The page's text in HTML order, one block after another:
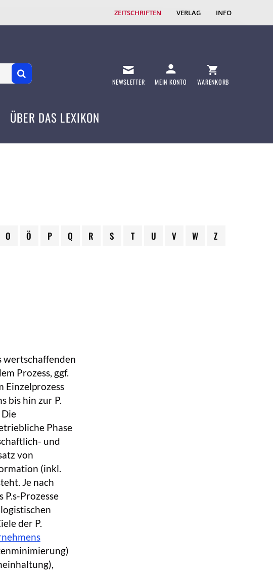
ZEITSCHRIFTEN VERLAG INFO
NEWSLETTER MEIN KONTO WARENKORB
ÜBER DAS LEXIKON
O Ö P Q R S T U V W Z
Prozess, ggf.
Einzelprozess
bis hin zur P.
Phase
und
von
(inkl.
Je nach
P.s-Prozesse
der P.